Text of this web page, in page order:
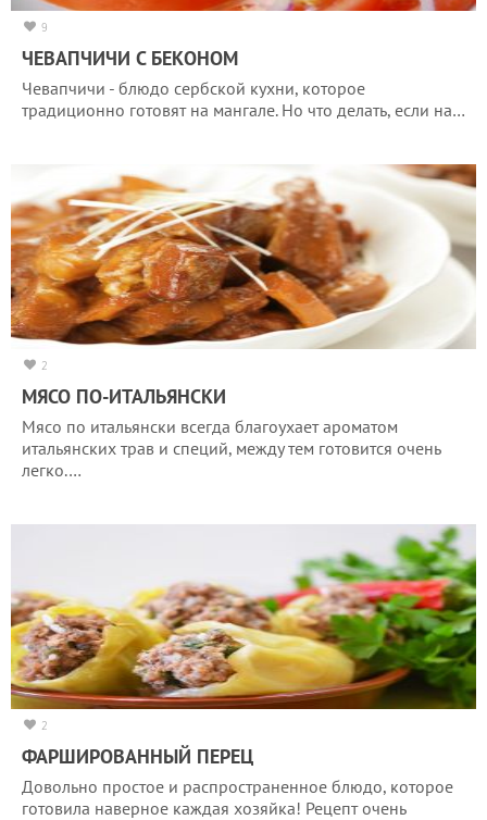
9
ЧЕВАПЧИЧИ С БЕКОНОМ
Чевапчичи - блюдо сербской кухни, которое
традиционно готовят на мангале. Но что делать, если на…
2
МЯСО ПО-ИТАЛЬЯНСКИ
Мясо по итальянски всегда благоухает ароматом
итальянских трав и специй, между тем готовится очень
легко.…
2
ФАРШИРОВАННЫЙ ПЕРЕЦ
Довольно простое и распространенное блюдо, которое
готовила наверное каждая хозяйка! Рецепт очень